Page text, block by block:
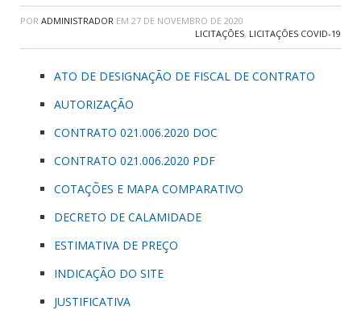
POR ADMINISTRADOR EM 27 DE NOVEMBRO DE 2020
LICITAÇÕES, LICITAÇÕES COVID-19
ATO DE DESIGNAÇÃO DE FISCAL DE CONTRATO
AUTORIZAÇÃO
CONTRATO 021.006.2020 DOC
CONTRATO 021.006.2020 PDF
COTAÇÕES E MAPA COMPARATIVO
DECRETO DE CALAMIDADE
ESTIMATIVA DE PREÇO
INDICAÇÃO DO SITE
JUSTIFICATIVA